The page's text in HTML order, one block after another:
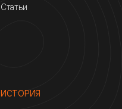
Статьи
ИСТОРИЯ